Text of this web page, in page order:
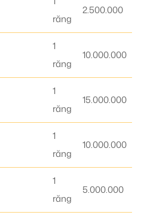
răng
2.500.000
1
răng
10.000.000
1
răng
15.000.000
1
răng
10.000.000
1
răng
5.000.000